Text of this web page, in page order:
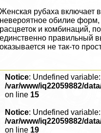
Женская рубаха включает
невероятное обилие
расцветок и комбинаций,
единственно правильный
оказывается не так-то
Notice: Undefined
/var/www/iq22059882/
on line 15
Notice: Undefined
/var/www/iq22059882/
on line 19